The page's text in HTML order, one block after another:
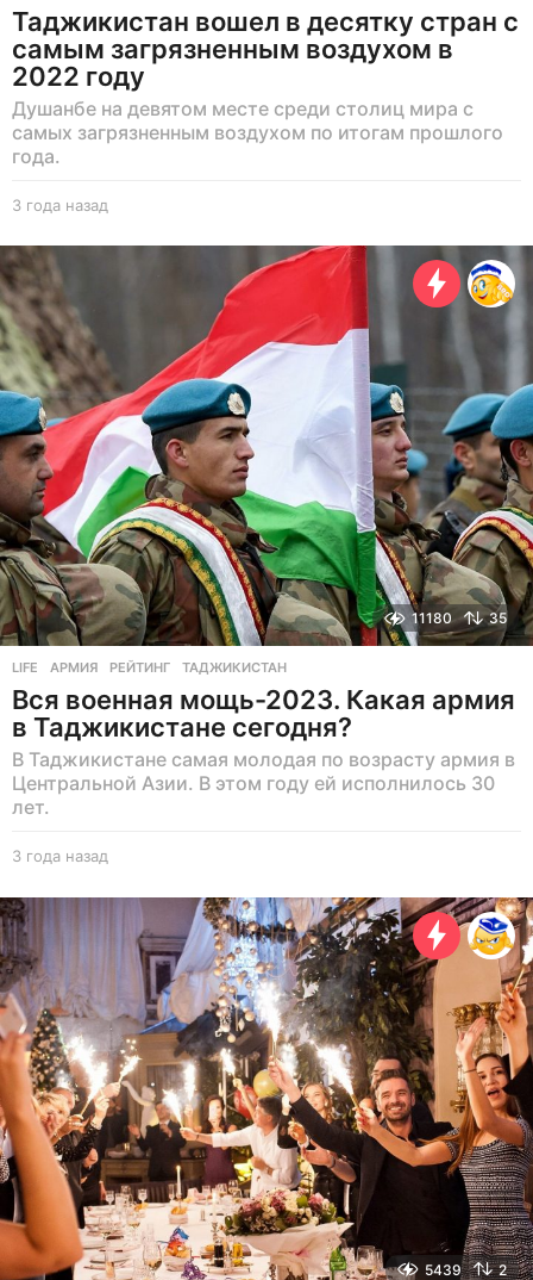
Таджикистан вошел в десятку стран с
самым загрязненным воздухом в
2022 году
Душанбе на девятом месте среди столиц мира с
самых загрязненным воздухом по итогам прошлого
года.
3 года назад
о
а
д
11180 35
LIFE АРМИЯ ,РЕЙТИНГ ,ТАДЖИКИСТАН
Вся военная мощь-2023. Какая армия
в Таджикистане сегодня?
В Таджикистане самая молодая по возрасту армия в
Центральной Азии. В этом году ей исполнилось 30
лет.
3 года назад
о
а
д
5439 2